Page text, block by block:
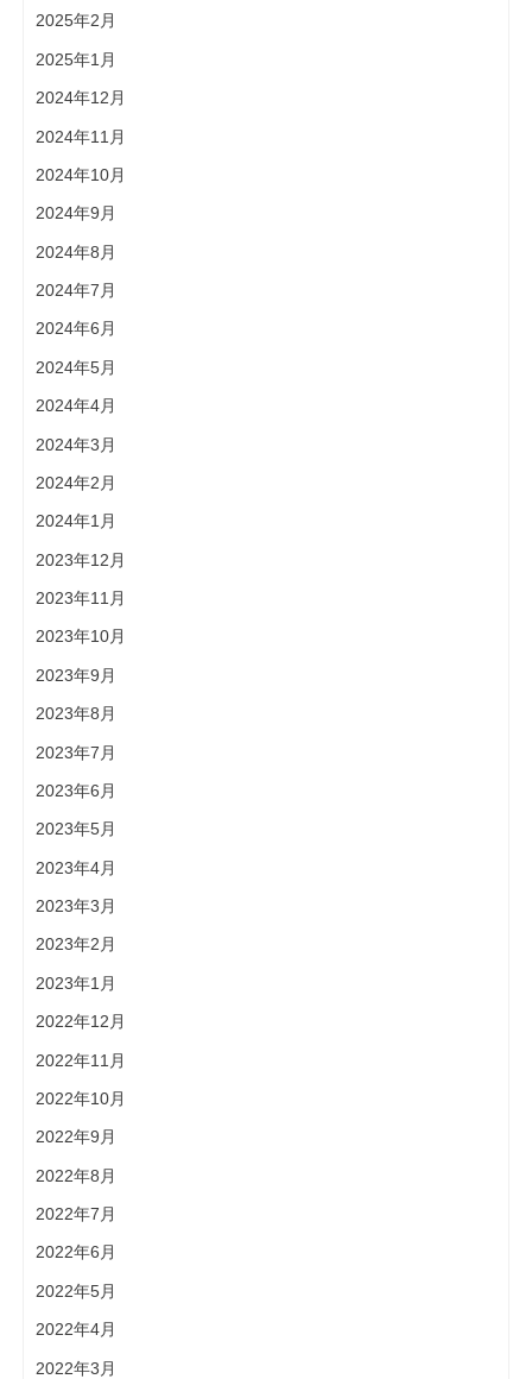
2025年2月
2025年1月
2024年12月
2024年11月
2024年10月
2024年9月
2024年8月
2024年7月
2024年6月
2024年5月
2024年4月
2024年3月
2024年2月
2024年1月
2023年12月
2023年11月
2023年10月
2023年9月
2023年8月
2023年7月
2023年6月
2023年5月
2023年4月
2023年3月
2023年2月
2023年1月
2022年12月
2022年11月
2022年10月
2022年9月
2022年8月
2022年7月
2022年6月
2022年5月
2022年4月
2022年3月